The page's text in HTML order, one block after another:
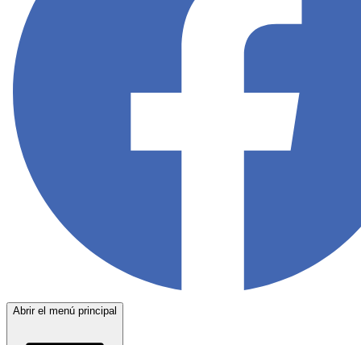
Abrir el menú principal